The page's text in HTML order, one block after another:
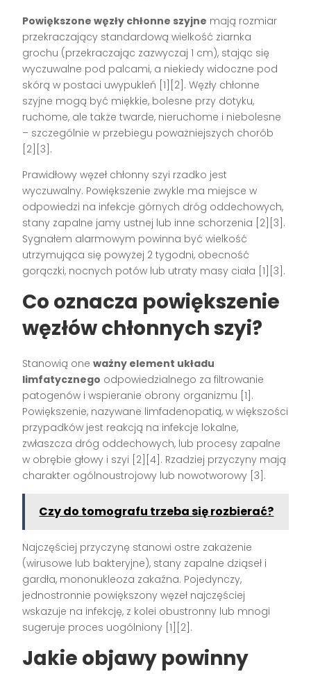
Powiększone węzły chłonne szyjne mają rozmiar
przekraczający standardową wielkość ziarnka
grochu (przekraczając zazwyczaj 1 cm), stając się
wyczuwalne pod palcami, a niekiedy widoczne pod
skórą w postaci uwypukleń [1][2] . Węzły chłonne
szyjne mogą być miękkie, bolesne przy dotyku,
ruchome, ale także twarde, nieruchome i niebolesne
– szczególnie w przebiegu poważniejszych chorób
[2][3] .
Prawidłowy węzeł chłonny szyi rzadko jest
wyczuwalny. Powiększenie zwykle ma miejsce w
odpowiedzi na infekcje górnych dróg oddechowych,
stany zapalne jamy ustnej lub inne schorzenia [2][3] .
Sygnałem alarmowym powinna być wielkość
utrzymująca się powyżej 2 tygodni, obecność
gorączki, nocnych potów lub utraty masy ciała [1][3] .
Co oznacza powiększenie
węzłów chłonnych szyi?
Stanowią oneważny element układu
limfatycznego odpowiedzialnego za filtrowanie
patogenów i wspieranie obrony organizmu [1] .
Powiększenie, nazywane limfadenopatią, w większości
przypadków jest reakcją na infekcje lokalne,
zwłaszcza dróg oddechowych, lub procesy zapalne
w obrębie głowy i szyi [2][4] . Rzadziej przyczyny mają
charakter ogólnoustrojowy lub nowotworowy [3] .
Czy do tomografu trzeba się rozbierać?
Najczęściej przyczynę stanowi ostre zakażenie
(wirusowe lub bakteryjne), stany zapalne dziąseł i
gardła, mononukleoza zakaźna. Pojedynczy,
jednostronnie powiększony węzeł najczęściej
wskazuje na infekcję, z kolei obustronny lub mnogi
sugeruje proces uogólniony [1][2] .
Jakie objawy powinny